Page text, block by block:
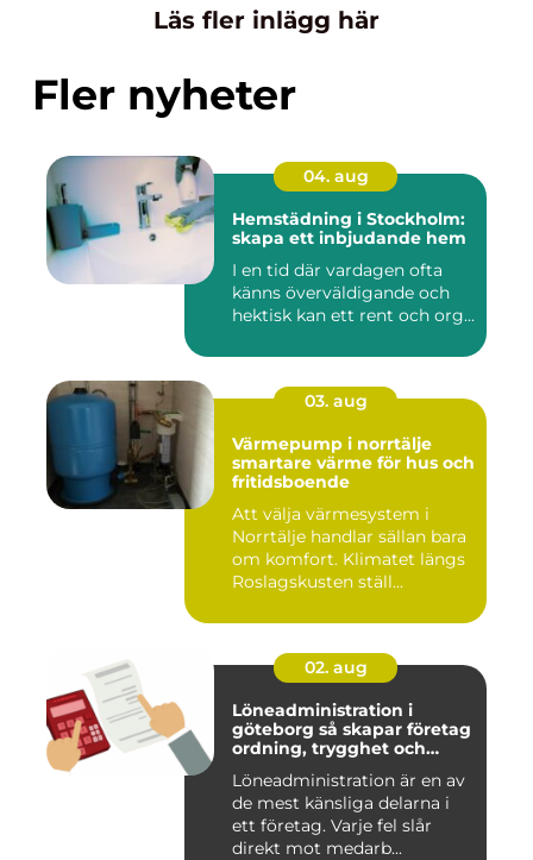
Läs fler inlägg här
Fler nyheter
04. aug
Hemstädning i Stockholm:
skapa ett inbjudande hem
I en tid där vardagen ofta
känns överväldigande och
hektisk kan ett rent och org...
03. aug
Värmepump i norrtälje
smartare värme för hus och
fritidsboende
Att välja värmesystem i
Norrtälje handlar sällan bara
om komfort. Klimatet längs
Roslagskusten ställ...
02. aug
Löneadministration i
göteborg så skapar företag
ordning, trygghet och
Löneadministration är en av
de mest känsliga delarna i
ett företag. Varje fel slår
direkt mot medarb...